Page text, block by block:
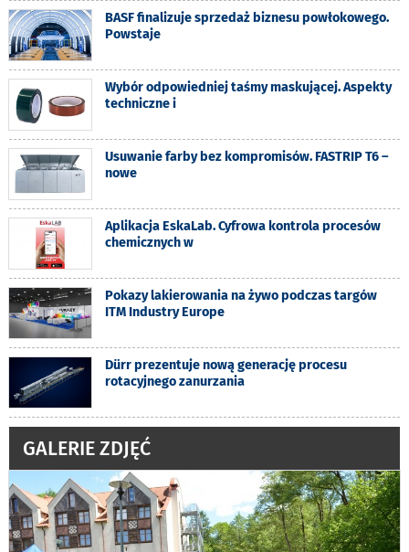
BASF finalizuje sprzedaż biznesu powłokowego.
Powstaje
Wybór odpowiedniej taśmy maskującej. Aspekty
techniczne i
Usuwanie farby bez kompromisów. FASTRIP T6 –
nowe
Aplikacja EskaLab. Cyfrowa kontrola procesów
chemicznych w
Pokazy lakierowania na żywo podczas targów
ITM Industry Europe
Dürr prezentuje nową generację procesu
rotacyjnego zanurzania
GALERIE ZDJĘĆ